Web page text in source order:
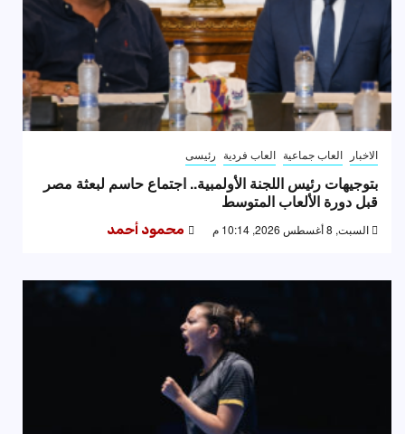
الاخبار العاب جماعية العاب فردية رئيسى
بتوجيهات رئيس اللجنة الأولمبية.. اجتماع حاسم لبعثة مصر
قبل دورة الألعاب المتوسط
السبت, 8 أغسطس 2026, 10:14 م محمود أحمد